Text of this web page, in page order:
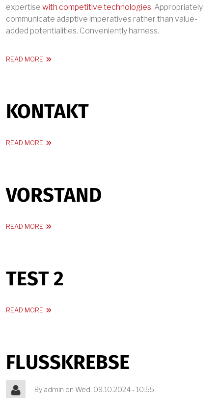
expertise with competitive technologies. Appropriately
communicate adaptive imperatives rather than value-
added potentialities. Conveniently harness.
READ MORE ABOUT FIRST SERVICE
KONTAKT
READ MORE ABOUT KONTAKT
VORSTAND
READ MORE ABOUT VORSTAND
TEST 2
READ MORE ABOUT TEST 2
FLUSSKREBSE
By admin on Wed, 09.10.2024 - 10:55